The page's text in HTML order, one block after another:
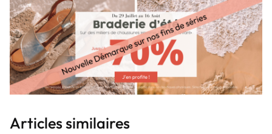
Articles similaires